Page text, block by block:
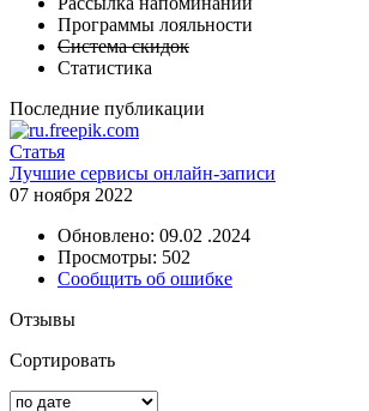
Программы лояльности
Система скидок
Статистика
Последние публикации
Статья
Лучшие сервисы онлайн-записи
07 ноября 2022
Обновлено: 09.02 .2024
Просмотры: 502
Сообщить об ошибке
Отзывы
Сортировать